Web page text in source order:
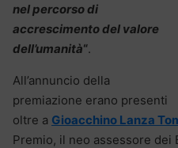
nel percorso di
accrescimento del valore
dell’umanità“.
All’annuncio della
premiazione erano presenti
oltre a Gioacchino Lanza
Premio, il neo assessore dei